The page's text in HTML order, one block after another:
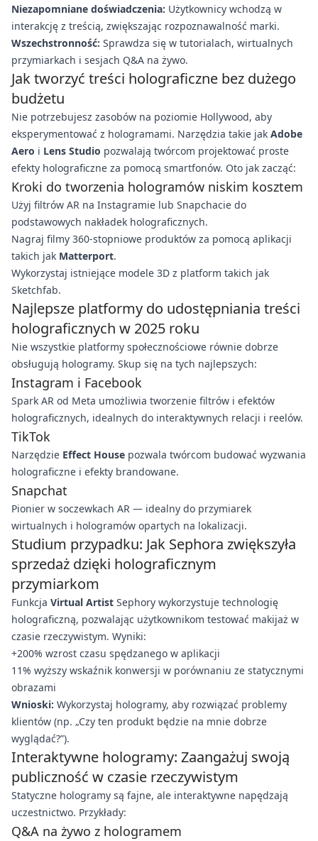
Niezapomniane doświadczenia: Użytkownicy wchodzą w
interakcję z treścią, zwiększając rozpoznawalność marki.
Wszechstronność: Sprawdza się w tutorialach, wirtualnych
przymiarkach i sesjach Q&A na żywo.
Jak tworzyć treści holograficzne bez dużego
budżetu
Nie potrzebujesz zasobów na poziomie Hollywood, aby
eksperymentować z hologramami. Narzędzia takie jak Adobe
Aero i Lens Studio pozwalają twórcom projektować proste
efekty holograficzne za pomocą smartfonów. Oto jak zacząć:
Kroki do tworzenia hologramów niskim kosztem
Użyj filtrów AR na Instagramie lub Snapchacie do
podstawowych nakładek holograficznych.
Nagraj filmy 360-stopniowe produktów za pomocą aplikacji
takich jak Matterport.
Wykorzystaj istniejące modele 3D z platform takich jak
Sketchfab.
Najlepsze platformy do udostępniania treści
holograficznych w 2025 roku
Nie wszystkie platformy społecznościowe równie dobrze
obsługują hologramy. Skup się na tych najlepszych:
Instagram i Facebook
Spark AR od Meta umożliwia tworzenie filtrów i efektów
holograficznych, idealnych do interaktywnych relacji i reelów.
TikTok
Narzędzie Effect House pozwala twórcom budować wyzwania
holograficzne i efekty brandowane.
Snapchat
Pionier w soczewkach AR — idealny do przymiarek
wirtualnych i hologramów opartych na lokalizacji.
Studium przypadku: Jak Sephora zwiększyła
sprzedaż dzięki holograficznym
przymiarkom
Funkcja Virtual Artist Sephory wykorzystuje technologię
holograficzną, pozwalając użytkownikom testować makijaż w
czasie rzeczywistym. Wyniki:
+200% wzrost czasu spędzanego w aplikacji
11% wyższy wskaźnik konwersji w porównaniu ze statycznymi
obrazami
Wnioski: Wykorzystaj hologramy, aby rozwiązać problemy
klientów (np. „Czy ten produkt będzie na mnie dobrze
wyglądać?”).
Interaktywne hologramy: Zaangażuj swoją
publiczność w czasie rzeczywistym
Statyczne hologramy są fajne, ale interaktywne napędzają
uczestnictwo. Przykłady:
Q&A na żywo z hologramem